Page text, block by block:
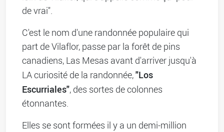
de vrai".
C'est le nom d'une randonnée populaire qui
part de Vilaflor, passe par la forêt de pins
canadiens, Las Mesas avant d'arriver jusqu'à
LA curiosité de la randonnée,"Los
Escurriales", des sortes de colonnes
étonnantes.
Elles se sont formées il y a un demi-million